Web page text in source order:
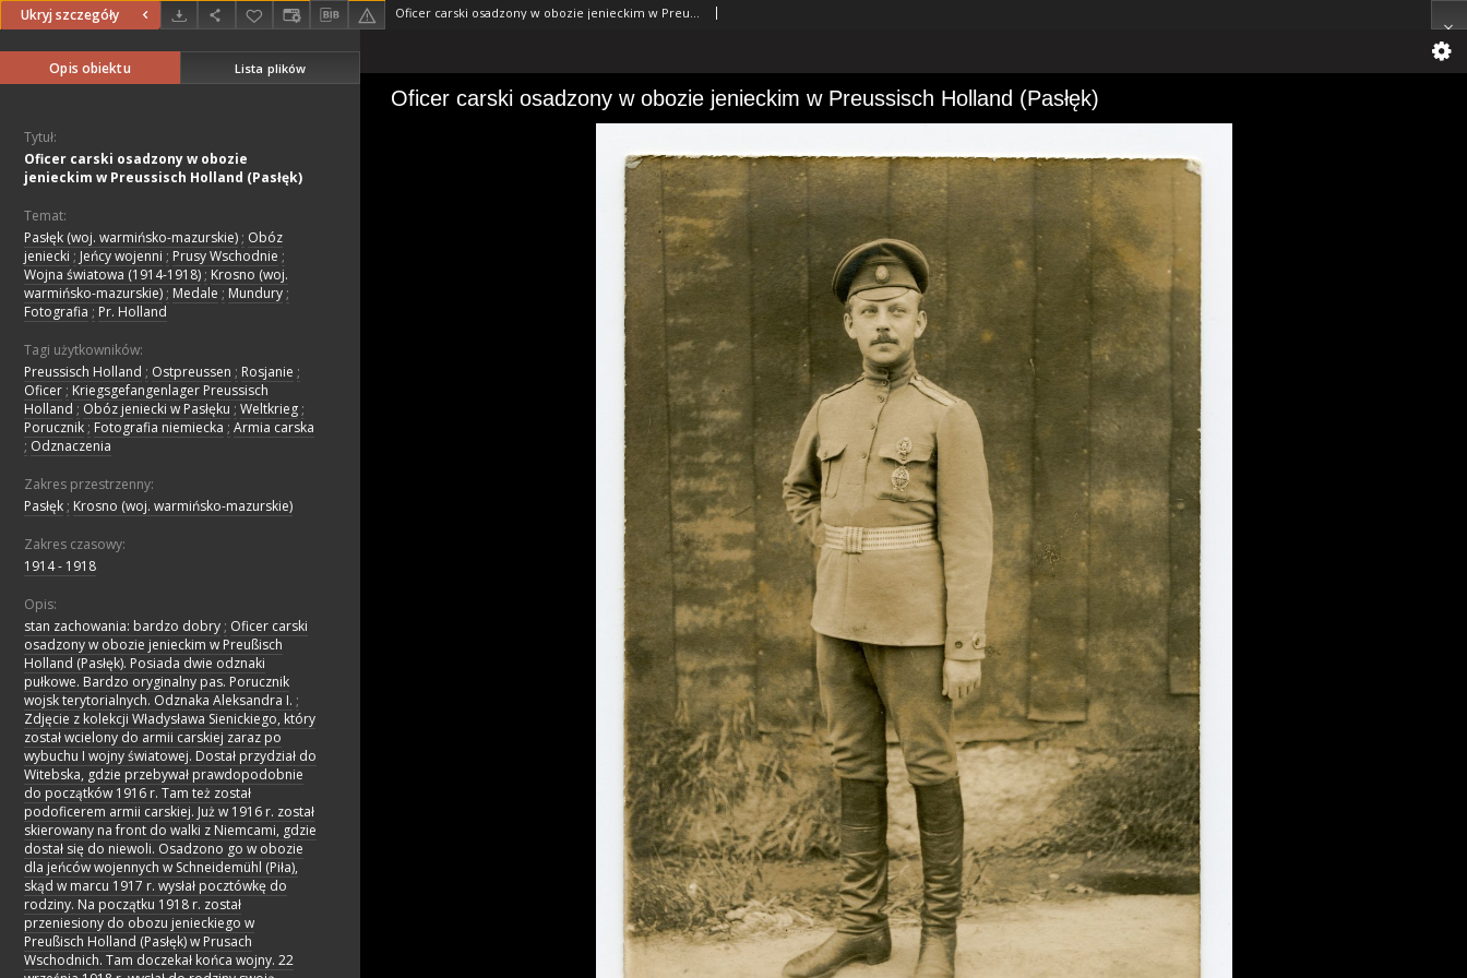
Ukryj szczegóły Oficer carski osadzony w obozie jenieckim w Preussisch Holland (Pasłęk)
Opis obiektu Lista plików
Tytuł:
Oficer carski osadzony w obozie
jenieckim w Preussisch Holland (Pasłęk)
Temat:
Pasłęk (woj. warmińsko-mazurskie) ; Obóz
jeniecki ; Jeńcy wojenni ; Prusy Wschodnie ;
Wojna światowa (1914-1918) ; Krosno (woj.
warmińsko-mazurskie) ; Medale ; Mundury ;
Fotografia ; Pr. Holland
Tagi użytkowników:
Preussisch Holland ; Ostpreussen ; Rosjanie ;
Oficer ; Kriegsgefangenlager Preussisch
Holland ; Obóz jeniecki w Pasłęku ; Weltkrieg ;
Porucznik ; Fotografia niemiecka ; Armia carska
; Odznaczenia
Zakres przestrzenny:
Pasłęk ; Krosno (woj. warmińsko-mazurskie)
Zakres czasowy:
1914 - 1918
Opis:
stan zachowania: bardzo dobry ; Oficer carski
osadzony w obozie jenieckim w Preußisch
Holland (Pasłęk). Posiada dwie odznaki
pułkowe. Bardzo oryginalny pas. Porucznik
wojsk terytorialnych. Odznaka Aleksandra I. ;
Zdjęcie z kolekcji Władysława Sienickiego, który
został wcielony do armii carskiej zaraz po
wybuchu I wojny światowej. Dostał przydział do
Witebska, gdzie przebywał prawdopodobnie
do początków 1916 r. Tam też został
podoficerem armii carskiej. Już w 1916 r. został
skierowany na front do walki z Niemcami, gdzie
dostał się do niewoli. Osadzono go w obozie
dla jeńców wojennych w Schneidemühl (Piła),
skąd w marcu 1917 r. wysłał pocztówkę do
rodziny. Na początku 1918 r. został
przeniesiony do obozu jenieckiego w
Preußisch Holland (Pasłęk) w Prusach
Wschodnich. Tam doczekał końca wojny. 22